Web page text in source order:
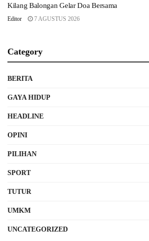
Kilang Balongan Gelar Doa Bersama
Editor 7 AGUSTUS 2026
Category
BERITA
GAYA HIDUP
HEADLINE
OPINI
PILIHAN
SPORT
TUTUR
UMKM
UNCATEGORIZED